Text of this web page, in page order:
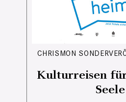
CHRISMON
Kulturreisen
Seele